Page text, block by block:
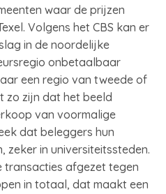
waar de prijzen
Volgens het CBS kan er
in de noordelijke
onbetaalbaar
een regio van tweede of
zo zijn dat het beeld
van voormalige
dat beleggers hun
zeker in universiteitssteden.
transacties afgezet tegen
in totaal, dat maakt een